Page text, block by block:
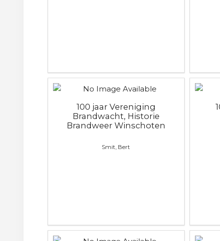
100 jaar Vereniging
Brandwacht, Historie
Brandweer Winschoten
Smit, Bert